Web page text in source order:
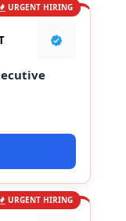
URGENT HIRING
URGENT HIRING